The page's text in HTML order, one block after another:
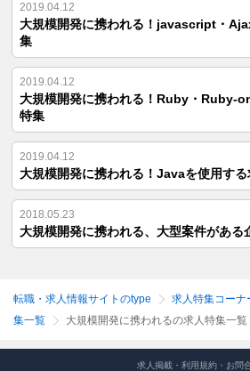
2019.04.12
大規模開発に携われる！javascript・
集
2019.04.12
大規模開発に携われる！Ruby・Ruby-
特集
2019.04.12
大規模開発に携われる！Javaを使用す
2018.05.23
大規模開発に携われる、大型案件がある
転職・求人情報サイトのtype 求人特集コーナ
集一覧
大規模開発に携われるの求人特集一覧
求人掲載・利用規約・お問